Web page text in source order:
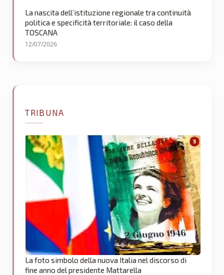
La nascita dell’istituzione regionale tra continuità
politica e specificità territoriale: il caso della
TOSCANA
12/07/2026
TRIBUNA
La foto simbolo della nuova Italia nel discorso di
fine anno del presidente Mattarella